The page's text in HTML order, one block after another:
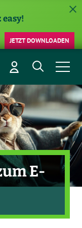
JETZT DOWNLOADEN
E-